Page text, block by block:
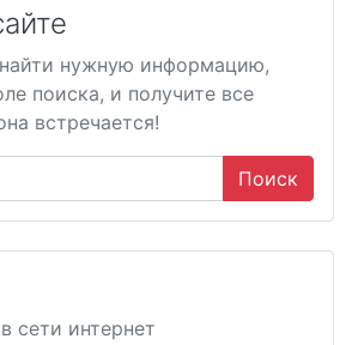
нужную информацию,
поиска, и получите все
встречается!
Поиск
сети интернет